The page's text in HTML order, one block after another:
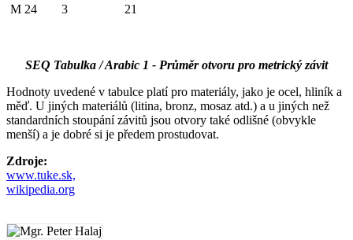
M 24 3 21
SEQ Tabulka / Arabic 1 - Průměr otvoru pro metrický závit
Hodnoty uvedené v tabulce platí pro materiály, jako je ocel, hliník a
měď. U jiných materiálů (litina, bronz, mosaz atd.) a u jiných než
standardních stoupání závitů jsou otvory také odlišné (obvykle
menší) a je dobré si je předem prostudovat.
Zdroje:
www.tuke.sk,
wikipedia.org